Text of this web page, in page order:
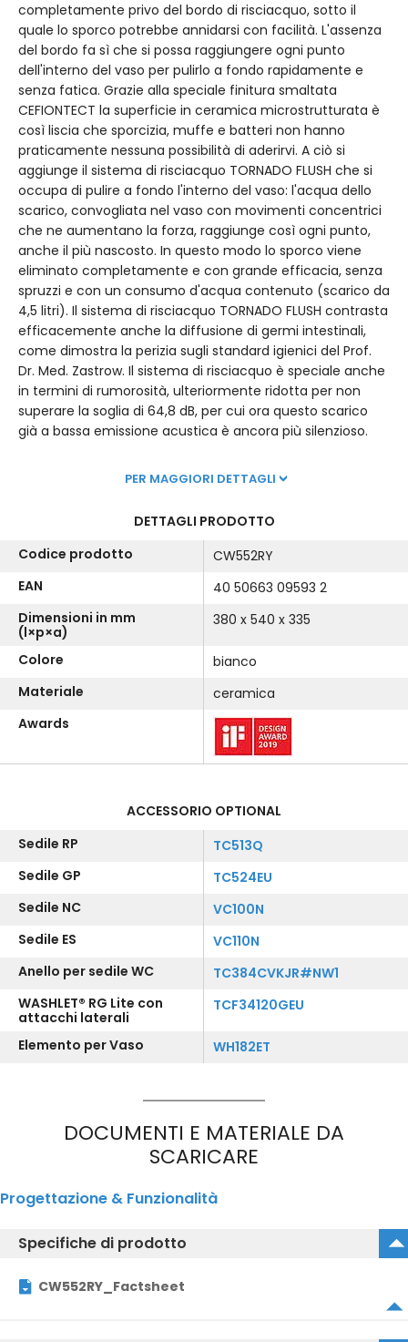
completamente privo del bordo di risciacquo, sotto il
quale lo sporco potrebbe annidarsi con facilità. L'assenza
del bordo fa sì che si possa raggiungere ogni punto
dell'interno del vaso per pulirlo a fondo rapidamente e
senza fatica. Grazie alla speciale finitura smaltata
CEFIONTECT la superficie in ceramica microstrutturata è
così liscia che sporcizia, muffe e batteri non hanno
praticamente nessuna possibilità di aderirvi. A ciò si
aggiunge il sistema di risciacquo TORNADO FLUSH che si
occupa di pulire a fondo l'interno del vaso: l'acqua dello
scarico, convogliata nel vaso con movimenti concentrici
che ne aumentano la forza, raggiunge così ogni punto,
anche il più nascosto. In questo modo lo sporco viene
eliminato completamente e con grande efficacia, senza
spruzzi e con un consumo d'acqua contenuto (scarico da
4,5 litri). Il sistema di risciacquo TORNADO FLUSH contrasta
efficacemente anche la diffusione di germi intestinali,
come dimostra la perizia sugli standard igienici del Prof.
Dr. Med. Zastrow. Il sistema di risciacquo è speciale anche
in termini di rumorosità, ulteriormente ridotta per non
superare la soglia di 64,8 dB, per cui ora questo scarico
già a bassa emissione acustica è ancora più silenzioso.
PER MAGGIORI DETTAGLI
DETTAGLI PRODOTTO
Codice prodotto
CW552RY
EAN
40 50663 09593 2
Dimensioni in mm
(l×p×a)
380 x 540 x 335
Colore
bianco
Materiale
ceramica
Awards
ACCESSORIO OPTIONAL
Sedile RP
TC513Q
Sedile GP
TC524EU
Sedile NC
VC100N
Sedile ES
VC110N
Anello per sedile WC
TC384CVKJR#NW1
WASHLET® RG Lite con
attacchi laterali
TCF34120GEU
Elemento per Vaso WH182ET
DOCUMENTI E MATERIALE DA
SCARICARE
Progettazione & Funzionalità
Specifiche di prodotto
CW552RY_Factsheet